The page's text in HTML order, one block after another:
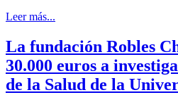
Leer más...
La fundación Robles
30.000 euros a
de la Salud de la